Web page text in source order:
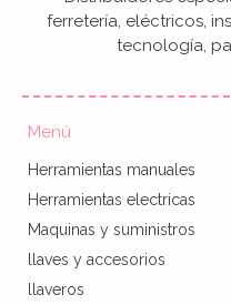
ferretería, eléctricos,
tecnología,
Menú
Herramientas manuales
Herramientas electricas
Maquinas y suministros
llaves y accesorios
llaveros